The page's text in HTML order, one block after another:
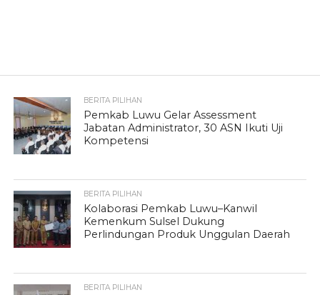
BERITA PILIHAN
Pemkab Luwu Gelar Assessment
Jabatan Administrator, 30 ASN Ikuti Uji
Kompetensi
BERITA PILIHAN
Kolaborasi Pemkab Luwu–Kanwil
Kemenkum Sulsel Dukung
Perlindungan Produk Unggulan Daerah
BERITA PILIHAN